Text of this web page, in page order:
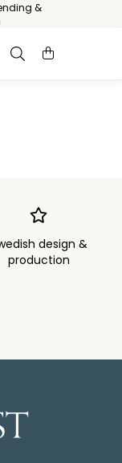
&
design &
production